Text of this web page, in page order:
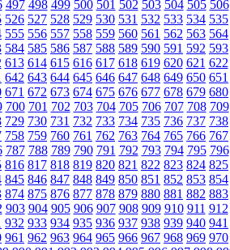
497 498 499 500 501 502 503 504 505 506
526 527 528 529 530 531 532 533 534 535
555 556 557 558 559 560 561 562 563 564
584 585 586 587 588 589 590 591 592 593
613 614 615 616 617 618 619 620 621 622
642 643 644 645 646 647 648 649 650 651
671 672 673 674 675 676 677 678 679 680
700 701 702 703 704 705 706 707 708 709
729 730 731 732 733 734 735 736 737 738
758 759 760 761 762 763 764 765 766 767
787 788 789 790 791 792 793 794 795 796
816 817 818 819 820 821 822 823 824 825
845 846 847 848 849 850 851 852 853 854
874 875 876 877 878 879 880 881 882 883
903 904 905 906 907 908 909 910 911 912
932 933 934 935 936 937 938 939 940 941
961 962 963 964 965 966 967 968 969 970